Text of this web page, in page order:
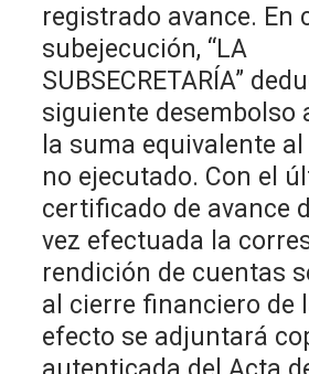
registrado avance. En
subejecución, “LA
SUBSECRETARÍA”
siguiente desembolso
la suma equivalente
no ejecutado. Con el
certificado de avance
vez efectuada la
rendición de cuentas
al cierre financiero de
efecto se adjuntará